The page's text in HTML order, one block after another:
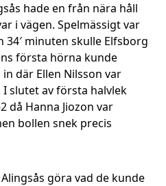
hade en från nära håll
i vägen. Spelmässigt var
minuten skulle Elfsborg
första hörna kunde
där Ellen Nilsson var
slutet av första halvlek
då Hanna Jiozon var
bollen snek precis
göra vad de kunde